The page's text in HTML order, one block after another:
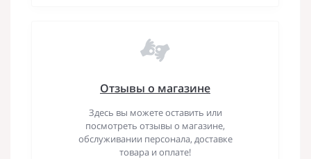
Отзывы о магазине
Здесь вы можете оставить или
посмотреть отзывы о магазине,
обслуживании персонала, доставке
товара и оплате!